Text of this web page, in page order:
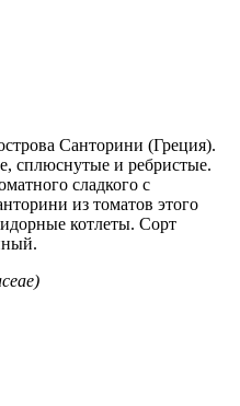
Санторини (Греция).
сплюснутые и ребристые.
сладкого с
из томатов этого
котлеты. Сорт